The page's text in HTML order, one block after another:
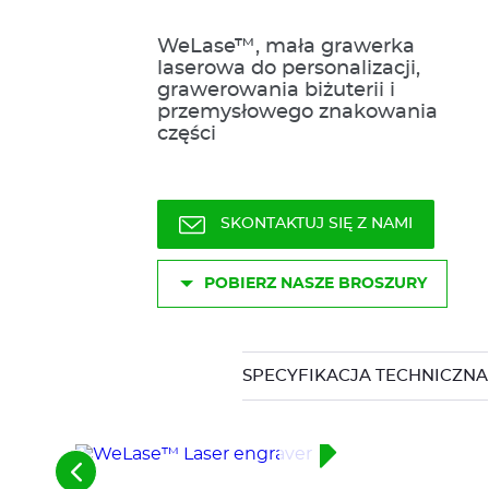
WeLase™, mała grawerka
laserowa do personalizacji,
grawerowania biżuterii i
przemysłowego znakowania
części
SKONTAKTUJ SIĘ Z NAMI
POBIERZ NASZE BROSZURY
SPECYFIKACJA TECHNICZNA
See